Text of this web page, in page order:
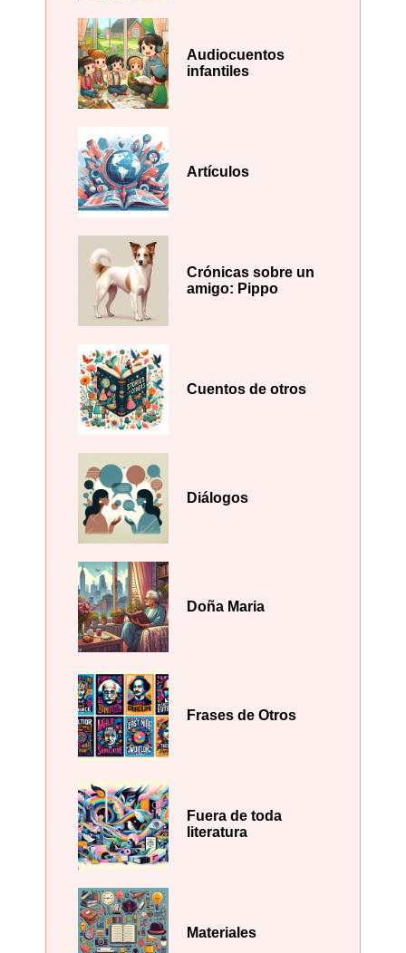
Audiocuentos
infantiles
Artículos
Crónicas sobre un
amigo: Pippo
Cuentos de otros
Diálogos
Doña Maria
Frases de Otros
Fuera de toda
literatura
Materiales